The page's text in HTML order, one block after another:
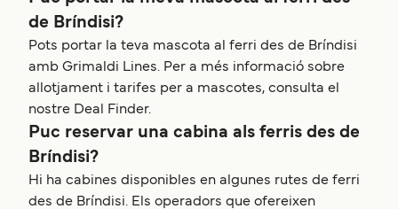
de Bríndisi?
Pots portar la teva mascota al ferri des de Bríndisi
amb Grimaldi Lines. Per a més informació sobre
allotjament i tarifes per a mascotes, consulta el
nostre Deal Finder.
Puc reservar una cabina als ferris des de
Bríndisi?
Hi ha cabines disponibles en algunes rutes de ferri
des de Bríndisi. Els operadors que ofereixen